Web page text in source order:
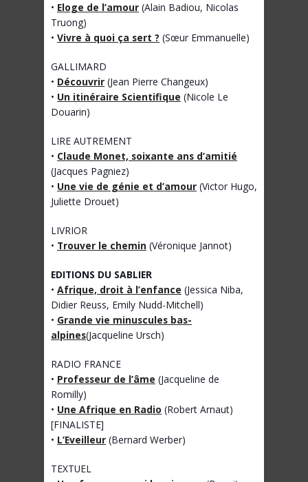
• Eloge de l’amour (Alain Badiou, Nicolas
Truong)
• Vivre à quoi ça sert ? (Sœur Emmanuelle)
GALLIMARD
• Découvrir (Jean Pierre Changeux)
• Un itinéraire Scientifique (Nicole Le
Douarin)
LIRE AUTREMENT
• Claude Monet, soixante ans d’amitié
(Jacques Pagniez)
• Une vie de génie et d’amour (Victor Hugo,
Juliette Drouet)
LIVRIOR
• Trouver le chemin (Véronique Jannot)
EDITIONS DU SABLIER
• Afrique, droit à l’enfance (Jessica Niba,
Didier Reuss, Emily Nudd-Mitchell)
• Grande vie minuscules bas-
alpines(Jacqueline Ursch)
RADIO FRANCE
• Professeur de l’âme (Jacqueline de
Romilly)
• Une Afrique en Radio (Robert Arnaut)
[FINALISTE]
• L’Eveilleur (Bernard Werber)
TEXTUEL